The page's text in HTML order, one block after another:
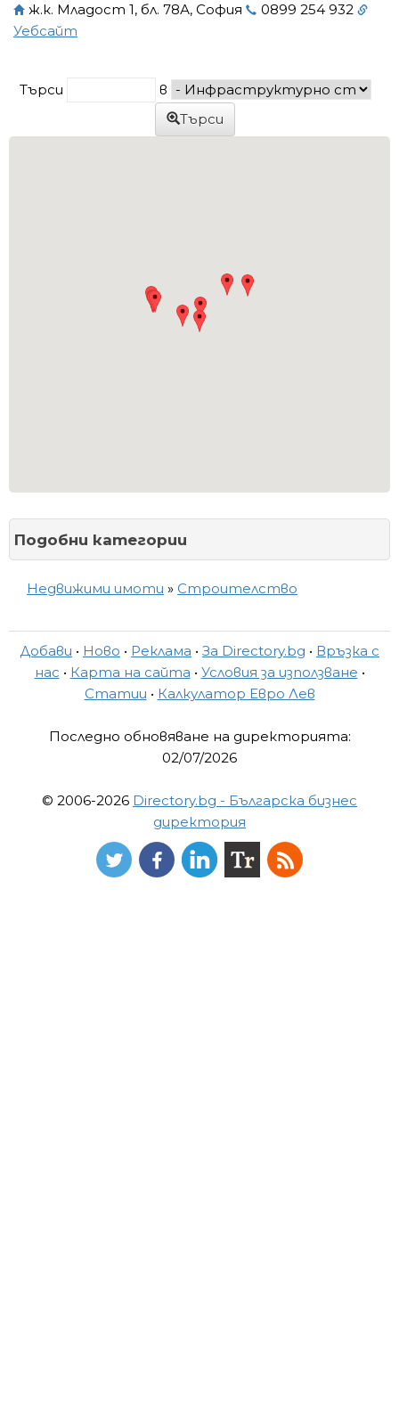
ж.к. Младост 1, бл. 78А, София
0899 254 932
Уебсайт
Търси
в
Търси
Подобни категории
Недвижими имоти » Строителство
Добави • Ново • Реклама • За Directory.bg • Връзка с
нас • Карта на сайта • Условия за използване •
Статии • Калкулатор Евро Лев
Последно обновяване на директорията:
02/07/2026
© 2006-2026 Directory.bg - Българска бизнес
директория